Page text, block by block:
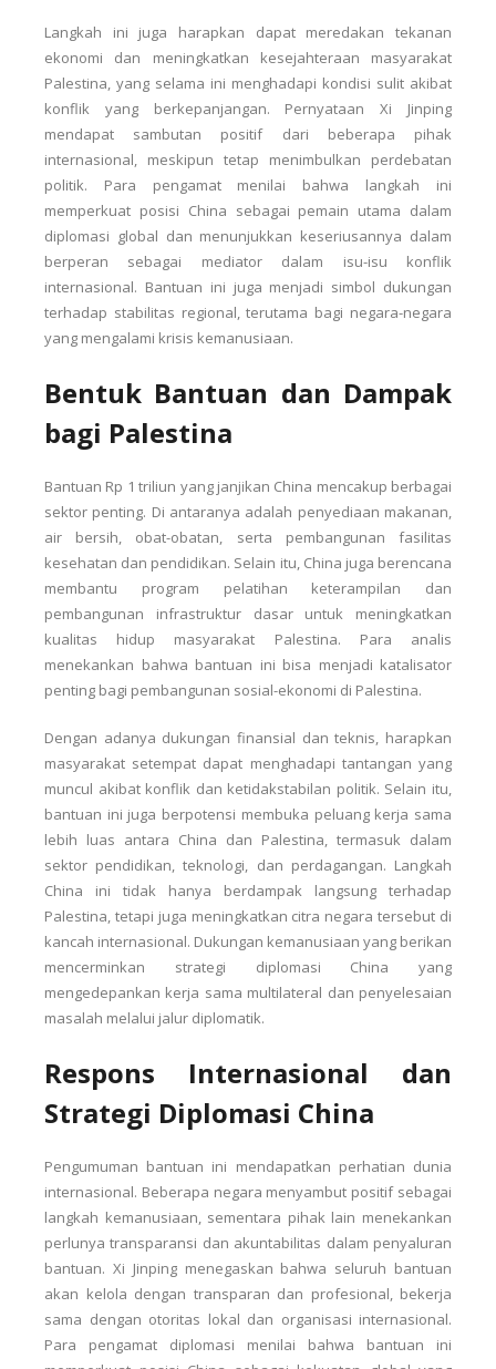
Langkah ini juga harapkan dapat meredakan tekanan
ekonomi dan meningkatkan kesejahteraan masyarakat
Palestina, yang selama ini menghadapi kondisi sulit akibat
konflik yang berkepanjangan. Pernyataan Xi Jinping
mendapat sambutan positif dari beberapa pihak
internasional, meskipun tetap menimbulkan perdebatan
politik. Para pengamat menilai bahwa langkah ini
memperkuat posisi China sebagai pemain utama dalam
diplomasi global dan menunjukkan keseriusannya dalam
berperan sebagai mediator dalam isu-isu konflik
internasional. Bantuan ini juga menjadi simbol dukungan
terhadap stabilitas regional, terutama bagi negara-negara
yang mengalami krisis kemanusiaan.
Bentuk Bantuan dan Dampak
bagi Palestina
Bantuan Rp 1 triliun yang janjikan China mencakup berbagai
sektor penting. Di antaranya adalah penyediaan makanan,
air bersih, obat-obatan, serta pembangunan fasilitas
kesehatan dan pendidikan. Selain itu, China juga berencana
membantu program pelatihan keterampilan dan
pembangunan infrastruktur dasar untuk meningkatkan
kualitas hidup masyarakat Palestina. Para analis
menekankan bahwa bantuan ini bisa menjadi katalisator
penting bagi pembangunan sosial-ekonomi di Palestina.
Dengan adanya dukungan finansial dan teknis, harapkan
masyarakat setempat dapat menghadapi tantangan yang
muncul akibat konflik dan ketidakstabilan politik. Selain itu,
bantuan ini juga berpotensi membuka peluang kerja sama
lebih luas antara China dan Palestina, termasuk dalam
sektor pendidikan, teknologi, dan perdagangan. Langkah
China ini tidak hanya berdampak langsung terhadap
Palestina, tetapi juga meningkatkan citra negara tersebut di
kancah internasional. Dukungan kemanusiaan yang berikan
mencerminkan strategi diplomasi China yang
mengedepankan kerja sama multilateral dan penyelesaian
masalah melalui jalur diplomatik.
Respons Internasional dan
Strategi Diplomasi China
Pengumuman bantuan ini mendapatkan perhatian dunia
internasional. Beberapa negara menyambut positif sebagai
langkah kemanusiaan, sementara pihak lain menekankan
perlunya transparansi dan akuntabilitas dalam penyaluran
bantuan. Xi Jinping menegaskan bahwa seluruh bantuan
akan kelola dengan transparan dan profesional, bekerja
sama dengan otoritas lokal dan organisasi internasional.
Para pengamat diplomasi menilai bahwa bantuan ini